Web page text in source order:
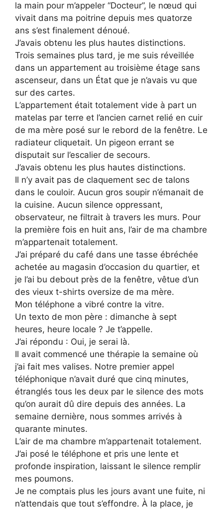
la main pour m’appeler “Docteur”, le nœud qui
vivait dans ma poitrine depuis mes quatorze
ans s’est finalement dénoué.
J’avais obtenu les plus hautes distinctions.
Trois semaines plus tard, je me suis réveillée
dans un appartement au troisième étage sans
ascenseur, dans un État que je n’avais vu que
sur des cartes.
L’appartement était totalement vide à part un
matelas par terre et l’ancien carnet relié en cuir
de ma mère posé sur le rebord de la fenêtre. Le
radiateur cliquetait. Un pigeon errant se
disputait sur l’escalier de secours.
J’avais obtenu les plus hautes distinctions.
Il n’y avait pas de claquement sec de talons
dans le couloir. Aucun gros soupir n’émanait de
la cuisine. Aucun silence oppressant,
observateur, ne filtrait à travers les murs. Pour
la première fois en huit ans, l’air de ma chambre
m’appartenait totalement.
J’ai préparé du café dans une tasse ébréchée
achetée au magasin d’occasion du quartier, et
je l’ai bu debout près de la fenêtre, vêtue d’un
des vieux t-shirts oversize de ma mère.
Mon téléphone a vibré contre la vitre.
Un texto de mon père : dimanche à sept
heures, heure locale ? Je t’appelle.
J’ai répondu : Oui, je serai là.
Il avait commencé une thérapie la semaine où
j’ai fait mes valises. Notre premier appel
téléphonique n’avait duré que cinq minutes,
étranglés tous les deux par le silence des mots
qu’on aurait dû dire depuis des années. La
semaine dernière, nous sommes arrivés à
quarante minutes.
L’air de ma chambre m’appartenait totalement.
J’ai posé le téléphone et pris une lente et
profonde inspiration, laissant le silence remplir
mes poumons.
Je ne comptais plus les jours avant une fuite, ni
n’attendais que tout s’effondre. À la place, je